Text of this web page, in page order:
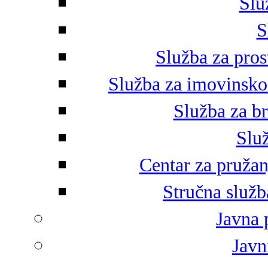
Služba za
Služba za
Služba za
Centar za
Stručna
Javna